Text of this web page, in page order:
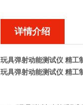
详情介绍
玩具弹射动能测试仪 精工
玩具弹射动能测试仪 精工